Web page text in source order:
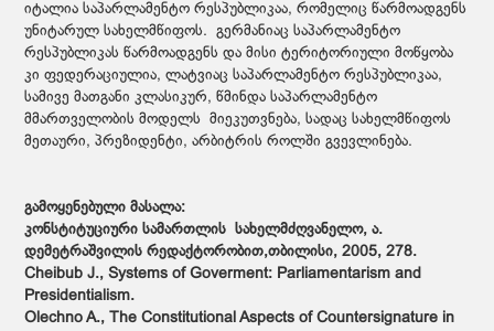
იტალია საპარლამენტო რესპუბლიკაა, რომელიც წარმოადგენს
უნიტარულ სახელმწიფოს. გერმანიაც საპარლამენტო
რესპუბლიკას წარმოადგენს და მისი ტერიტორიული მოწყობა
კი ფედერაციულია, ლატვიაც საპარლამენტო რესპუბლიკაა,
სამივე მათგანი კლასიკურ, წმინდა საპარლამენტო
მმართველობის მოდელს მიეკუთვნება, სადაც სახელმწიფოს
მეთაური, პრეზიდენტი, არბიტრის როლში გვევლინება.
გამოყენებული მასალა:
კონსტიტუციური სამართლის სახელმძღვანელო, ა.
დემეტრაშვილის რედაქტორობით,თბილისი, 2005, 278.
Cheibub J., Systems of Goverment: Parliamentarism and
Presidentialism.
Olechno A., The Constitutional Aspects of Countersignature in